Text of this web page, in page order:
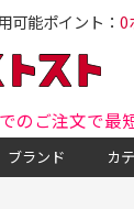
能ポイント： 0
のご注文で最
ブランド カ